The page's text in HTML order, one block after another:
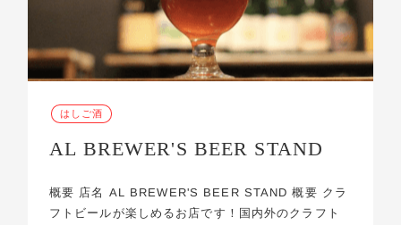
はしご酒
AL BREWER'S BEER STAND
概要 店名 AL BREWER'S BEER STAND 概要 クラ
フトビールが楽しめるお店です！国内外のクラフト